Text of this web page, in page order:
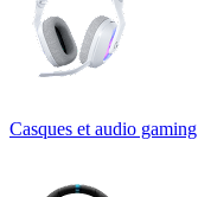
Casques et audio gaming